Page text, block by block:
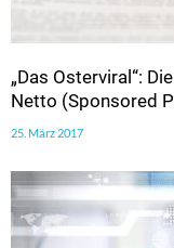
„Das Osterviral“:
Netto (Sponsored
25. März 2017